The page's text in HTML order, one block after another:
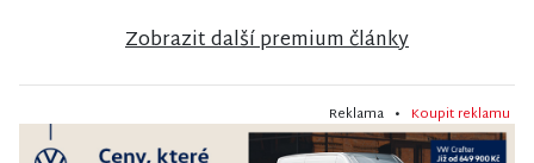
Zobrazit další premium články
Reklama • Koupit reklamu